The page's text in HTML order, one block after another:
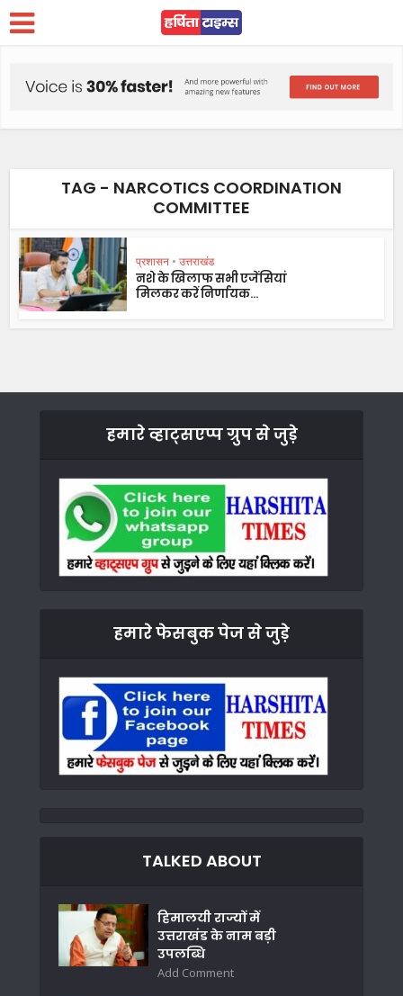
TAG - NARCOTICS COORDINATION
COMMITTEE
प्रशासन • उत्तराखंड
नशे के खिलाफ सभी एजेंसियां
मिलकर करें निर्णायक...
हमारे व्हाट्सएप्प ग्रुप से जुड़े
हमारे फेसबुक पेज से जुड़े
TALKED ABOUT
हिमालयी राज्यों में
उत्तराखंड के नाम बड़ी
उपलब्धि
Add Comment